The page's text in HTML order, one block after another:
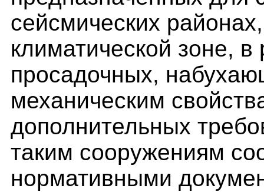
сейсмических
климатической зоне,
просадочных,
механическим
дополнительных
таким сооружениям
нормативными